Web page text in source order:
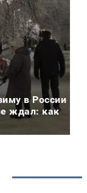
в России
ждал: как